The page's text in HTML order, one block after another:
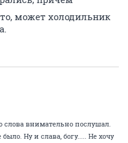
может холодильник
слова внимательно послушал.
Ну и слава, богу..... Не хочу